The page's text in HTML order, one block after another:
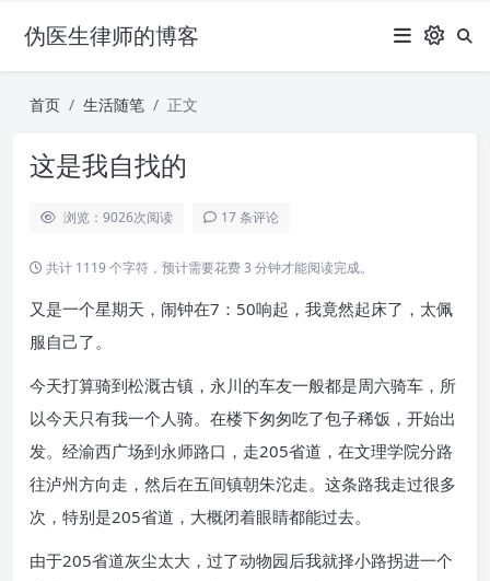
伪医生律师的博客
首页 生活随笔 正文
这是我自找的
浏览：9026次阅读 17 条评论
共计 1119 个字符，预计需要花费 3 分钟才能阅读完成。
又是一个星期天，闹钟在7：50响起，我竟然起床了，太佩
服自己了。
今天打算骑到松溉古镇，永川的车友一般都是周六骑车，所
以今天只有我一个人骑。在楼下匆匆吃了包子稀饭，开始出
发。经渝西广场到永师路口，走205省道，在文理学院分路
往泸州方向走，然后在五间镇朝朱沱走。这条路我走过很多
次，特别是205省道，大概闭着眼睛都能过去。
由于205省道灰尘太大，过了动物园后我就择小路拐进一个